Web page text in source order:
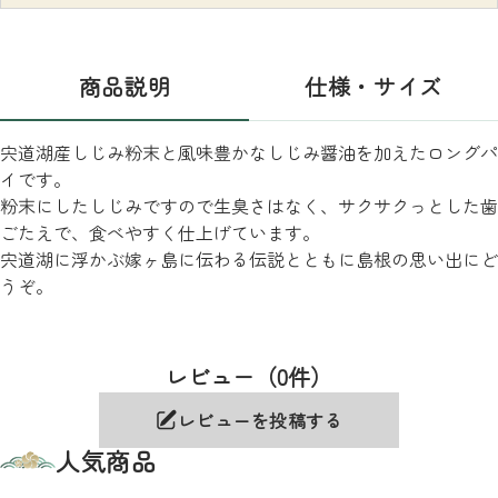
商品説明 仕様・サイズ
宍道湖産しじみ粉末と風味豊かなしじみ醤油を加えたロングパ
イです。
粉末にしたしじみですので生臭さはなく、サクサクっとした歯
ごたえで、食べやすく仕上げています。
宍道湖に浮かぶ嫁ヶ島に伝わる伝説とともに島根の思い出にど
うぞ。
レビュー（0件）
レビューを投稿する
人気商品